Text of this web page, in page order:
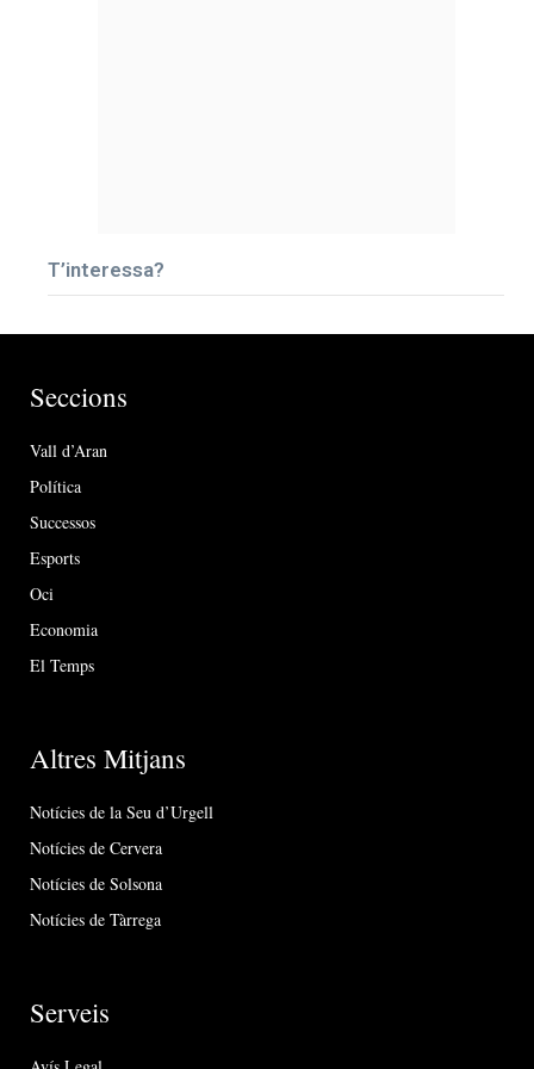
T’interessa?
Seccions
Vall d’Aran
Política
Successos
Esports
Oci
Economia
El Temps
Altres Mitjans
Notícies de la Seu d’Urgell
Notícies de Cervera
Notícies de Solsona
Notícies de Tàrrega
Serveis